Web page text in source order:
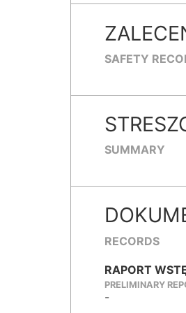
SAFETY
SUMMARY
RECORDS
RAPORT
PRELIMINARY
-